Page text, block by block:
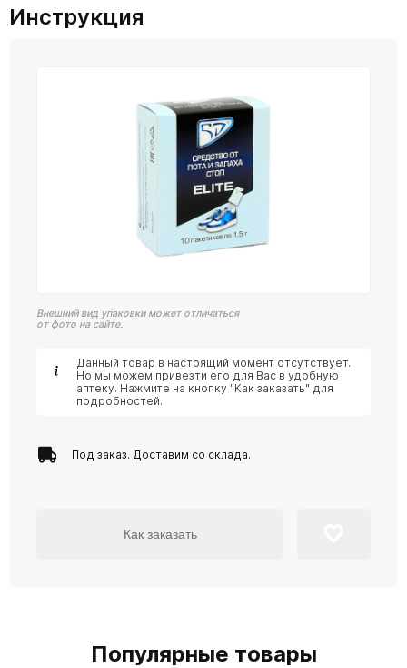
Инструкция
Внешний вид упаковки может отличаться
от фото на сайте.
Данный товар в настоящий момент отсутствует.
Но мы можем привезти его для Вас в удобную
аптеку. Нажмите на кнопку "Как заказать" для
подробностей.
Под заказ. Доставим со склада.
Как заказать
Популярные товары